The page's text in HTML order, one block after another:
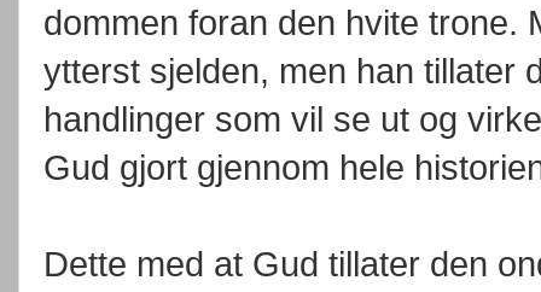
dommen foran den hvite trone.
ytterst sjelden, men han tillater
handlinger som vil se ut og
Gud gjort gjennom hele
Dette med at Gud tillater den